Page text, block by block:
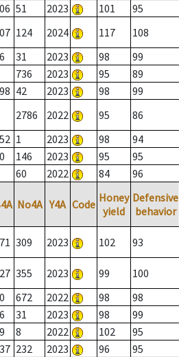
51 2023 101 95
124 2024 117 108
31 2023 98 99
736 2023 95 89
42 2023 98 99
2786 2022 95 86
1 2023 98 94
146 2023 95 95
60 2022 84 96
No4A Y4A Code Honey
yield
Defensive
behavior
309 2023 102 93
355 2023 99 100
672 2022 98 98
31 2023 98 99
8 2022 102 95
232 2023 96 95